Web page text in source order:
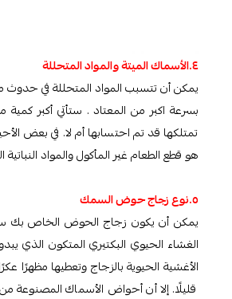
٤.الأسماك الميتة والمواد المتحللة
يمكن أن تتسبب المواد المتحللة في
بسرعة اكبر من المعتاد . ستأتي أكبر
تمتلكها قد تم احتسابها أم لا. في بعض
هو قطع الطعام غير المأكول والمواد
٥.نوع زجاج حوض السمك
يمكن أن يكون زجاج الحوض الخاص بك
الغشاء الحيوي البكتيري المتكون الذي
الأغشية الحيوية بالزجاج وتعطيها
قليلًا. إلا أن أحواض الأسماك المصنوعة